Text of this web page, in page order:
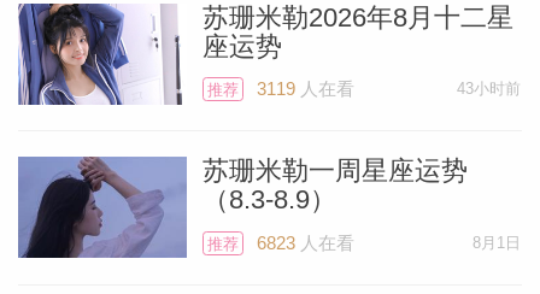
上个月的运势里，我用了很多篇幅来说金星
逆行，但这个月我只会（简单）总结一下你
还有哪些需要避免去做的事情。金逆期间也
不适合打肉毒杆菌、做（医美）填充、牙齿
贴片，也不适合大改发型，比如把长发剪成
苏珊米勒2026年8月十二星
座运势
推荐 3119人在看 43小时前
苏珊米勒一周星座运势
（8.3-8.9）
推荐 6823人在看 8月1日